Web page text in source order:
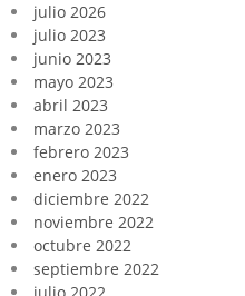
julio 2026
julio 2023
junio 2023
mayo 2023
abril 2023
marzo 2023
febrero 2023
enero 2023
diciembre 2022
noviembre 2022
octubre 2022
septiembre 2022